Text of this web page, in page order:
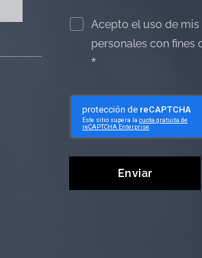
Acepto el uso de mis
personales con fines
Enviar